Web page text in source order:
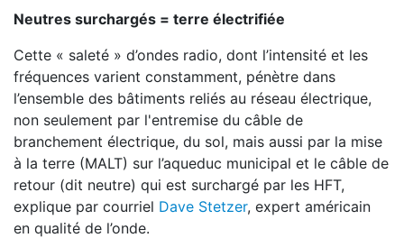
Neutres surchargés = terre électrifiée
Cette « saleté » d’ondes radio, dont l’intensité et les
fréquences varient constamment, pénètre dans
l’ensemble des bâtiments reliés au réseau électrique,
non seulement par l'entremise du câble de
branchement électrique, du sol, mais aussi par la mise
à la terre (MALT) sur l’aqueduc municipal et le câble de
retour (dit neutre) qui est surchargé par les HFT,
explique par courriel Dave Stetzer, expert américain
en qualité de l’onde.